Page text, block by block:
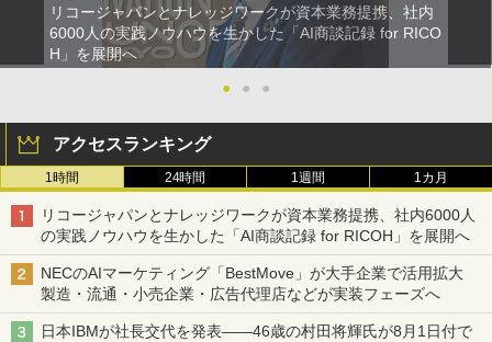
リコージャパンとナレッジワークが資本業務提携、社内
6000人の実践ノウハウを生かした「AI商談記録 for RICO
H」を展開へ
●
● ●
アクセスランキング
1時間 24時間 1週間 1カ月
リコージャパンとナレッジワークが資本業務提携、社内6000人
の実践ノウハウを生かした「AI商談記録 for RICOH」を展開へ
NECのAIマーケティング「BestMove」が大手企業で活用拡大
製造・流通・小売企業・広告代理店などが実装フェーズへ
日本IBMが社長交代を発表――46歳の村田将輝氏が8月1日付で